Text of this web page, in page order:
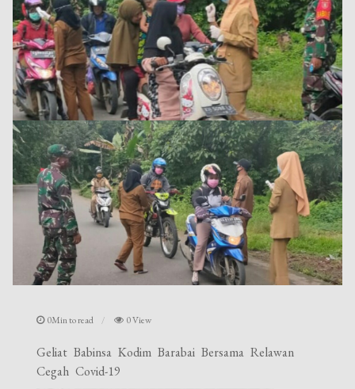
0Min to read 0 View
Geliat Babinsa Kodim Barabai Bersama Relawan
Cegah Covid-19